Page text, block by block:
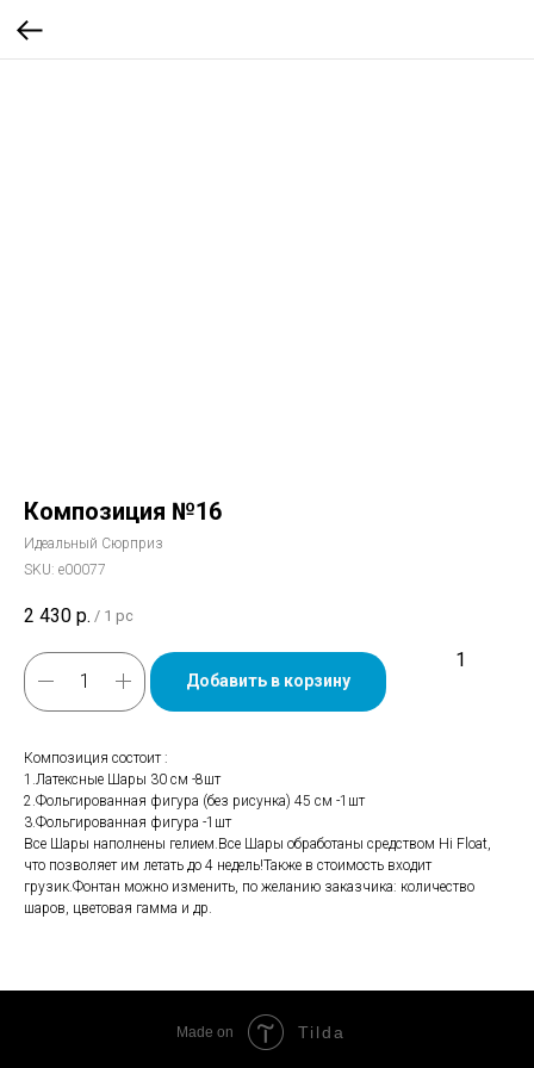
Композиция №16
Идеальный Сюрприз
SKU: е00077
2 430 р. / 1 pc
Добавить в корзину
Композиция состоит :
1.Латексные Шары 30 см -8шт
2.Фольгированная фигура (без рисунка) 45 см -1шт
3.Фольгированная фигура -1шт
Все Шары наполнены гелием.Все Шары обработаны средством Hi Float,
что позволяет им летать до 4 недель!Также в стоимость входит
грузик.Фонтан можно изменить, по желанию заказчика: количество
шаров, цветовая гамма и др.
Made on Tilda